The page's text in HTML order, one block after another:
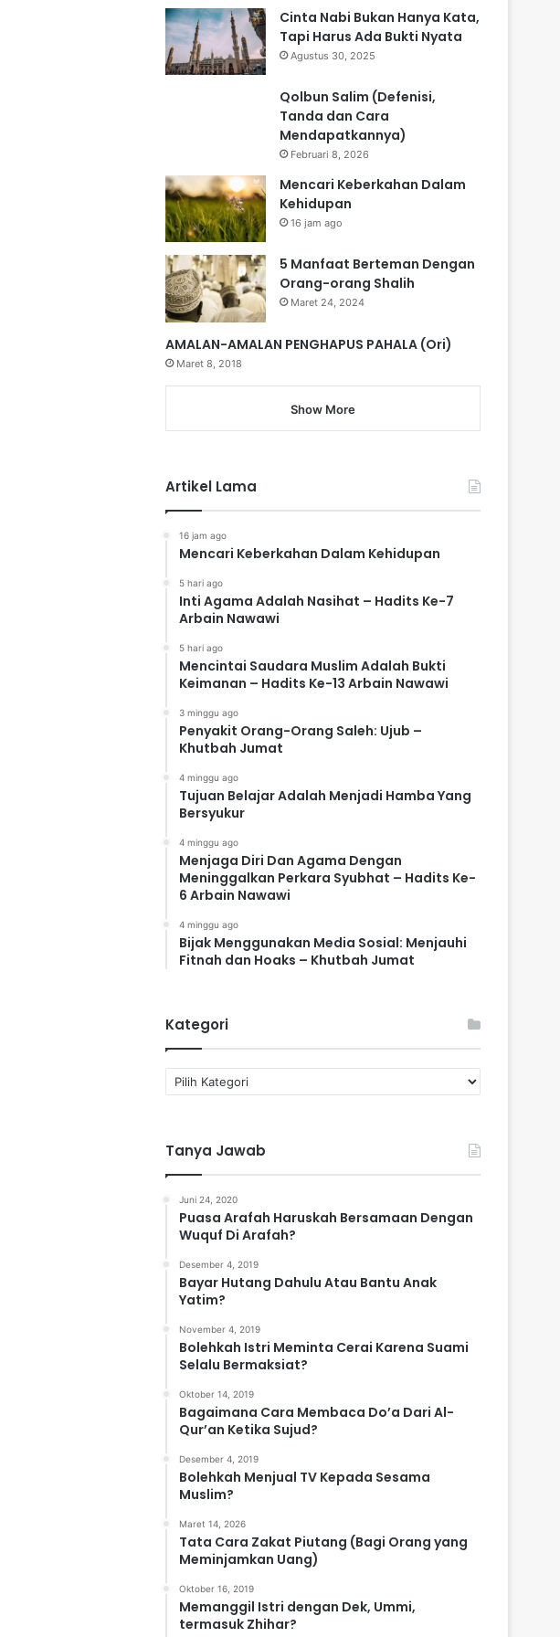
Cinta Nabi Bukan Hanya Kata,
Tapi Harus Ada Bukti Nyata
Agustus 30, 2025
Qolbun Salim (Defenisi,
Tanda dan Cara
Mendapatkannya)
Februari 8, 2026
Mencari Keberkahan Dalam
Kehidupan
16 jam ago
5 Manfaat Berteman Dengan
Orang-orang Shalih
Maret 24, 2024
AMALAN-AMALAN PENGHAPUS PAHALA (Ori)
Maret 8, 2018
Show More
Artikel Lama
16 jam ago
Mencari Keberkahan Dalam Kehidupan
5 hari ago
Inti Agama Adalah Nasihat – Hadits Ke-7
Arbain Nawawi
5 hari ago
Mencintai Saudara Muslim Adalah Bukti
Keimanan – Hadits Ke-13 Arbain Nawawi
3 minggu ago
Penyakit Orang-Orang Saleh: Ujub –
Khutbah Jumat
4 minggu ago
Tujuan Belajar Adalah Menjadi Hamba Yang
Bersyukur
4 minggu ago
Menjaga Diri Dan Agama Dengan
Meninggalkan Perkara Syubhat – Hadits Ke-
6 Arbain Nawawi
4 minggu ago
Bijak Menggunakan Media Sosial: Menjauhi
Fitnah dan Hoaks – Khutbah Jumat
Kategori
a
g
o
Tanya Jawab
Juni 24, 2020
Puasa Arafah Haruskah Bersamaan Dengan
Wuquf Di Arafah?
Desember 4, 2019
Bayar Hutang Dahulu Atau Bantu Anak
Yatim?
November 4, 2019
Bolehkah Istri Meminta Cerai Karena Suami
Selalu Bermaksiat?
Oktober 14, 2019
Bagaimana Cara Membaca Do’a Dari Al-
Qur’an Ketika Sujud?
Desember 4, 2019
Bolehkah Menjual TV Kepada Sesama
Muslim?
Maret 14, 2026
Tata Cara Zakat Piutang (Bagi Orang yang
Meminjamkan Uang)
Oktober 16, 2019
Memanggil Istri dengan Dek, Ummi,
termasuk Zhihar?